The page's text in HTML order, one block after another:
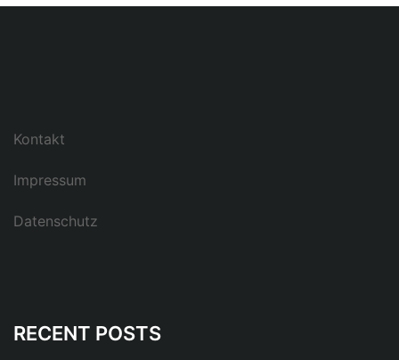
Kontakt
Impressum
Datenschutz
RECENT POSTS